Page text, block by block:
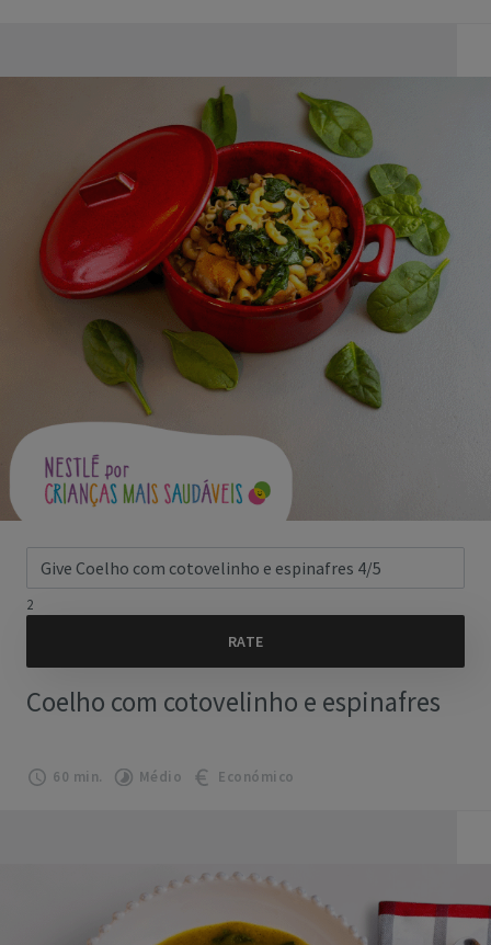
2
Coelho com cotovelinho e espinafres
60 min. Médio Económico